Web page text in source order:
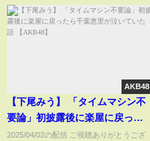
AKB48
【下尾みう】 「タイムマシン不
要論」初披露後に楽屋に戻った
ら千葉恵里が泣いていた話
2025/04/02の配信 ご視聴ありがとうござ